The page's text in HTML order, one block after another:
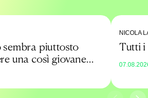
sembra piuttosto
una così giovane
NICOLA
Tutti i